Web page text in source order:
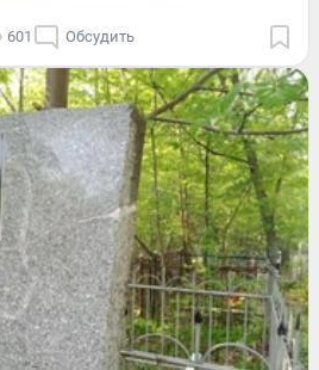
601 Обсудить